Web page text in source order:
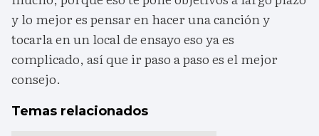
y lo mejor es pensar en hacer una canción y
tocarla en un local de ensayo eso ya es
complicado, así que ir paso a paso es el mejor
consejo.
Temas relacionados